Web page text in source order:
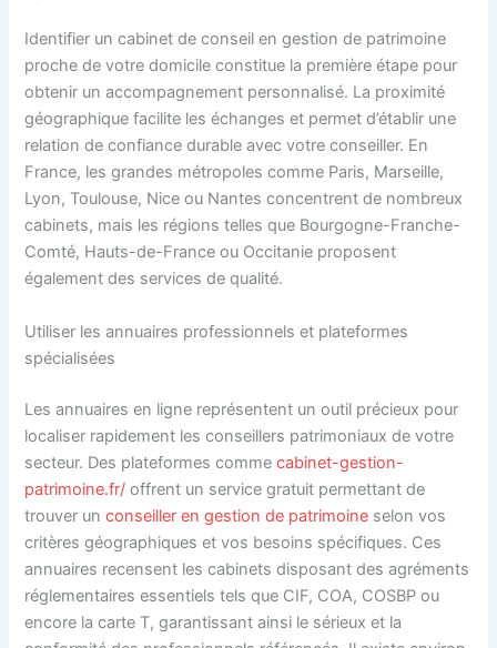
Identifier un cabinet de conseil en gestion de patrimoine
proche de votre domicile constitue la première étape pour
obtenir un accompagnement personnalisé. La proximité
géographique facilite les échanges et permet d’établir une
relation de confiance durable avec votre conseiller. En
France, les grandes métropoles comme Paris, Marseille,
Lyon, Toulouse, Nice ou Nantes concentrent de nombreux
cabinets, mais les régions telles que Bourgogne-Franche-
Comté, Hauts-de-France ou Occitanie proposent
également des services de qualité.
Utiliser les annuaires professionnels et plateformes
spécialisées
Les annuaires en ligne représentent un outil précieux pour
localiser rapidement les conseillers patrimoniaux de votre
secteur. Des plateformes commecabinet-gestion-
patrimoine.fr/ offrent un service gratuit permettant de
trouver unconseiller en gestion de patrimoine selon vos
critères géographiques et vos besoins spécifiques. Ces
annuaires recensent les cabinets disposant des agréments
réglementaires essentiels tels que CIF, COA, COSBP ou
encore la carte T, garantissant ainsi le sérieux et la